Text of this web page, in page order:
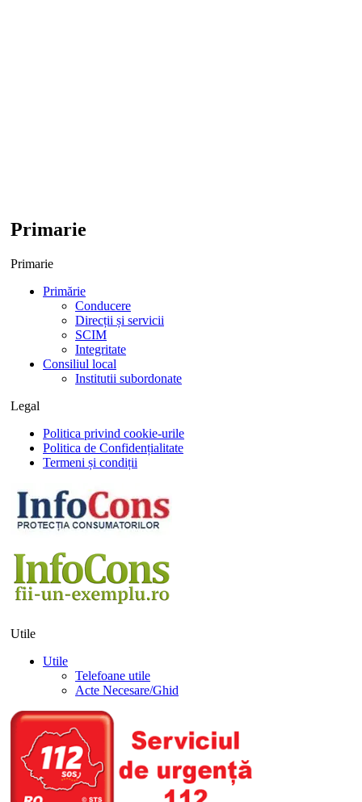
Primarie
Primarie
Primărie
Conducere
Direcții și servicii
SCIM
Integritate
Consiliul local
Institutii subordonate
Legal
Politica privind cookie-urile
Politica de Confidențialitate
Termeni și condiții
Utile
Utile
Telefoane utile
Acte Necesare/Ghid